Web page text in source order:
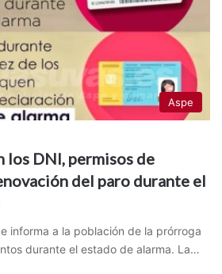
Aspe
los DNI, permisos de
del paro durante el
informa a la población de la prórroga
durante el estado de alarma. La…